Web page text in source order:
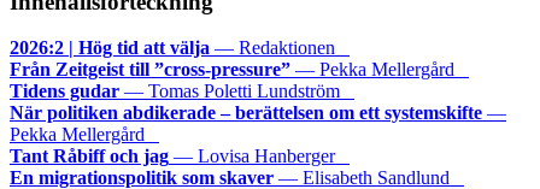
2026:2 | Hög tid att välja — Redaktionen
Från Zeitgeist till ”cross-pressure” — Pekka Mellergård
Tidens gudar — Tomas Poletti Lundström
När politiken abdikerade – berättelsen om ett systemskifte —
Pekka Mellergård
Tant Råbiff och jag — Lovisa Hanberger
En migrationspolitik som skaver — Elisabeth Sandlund